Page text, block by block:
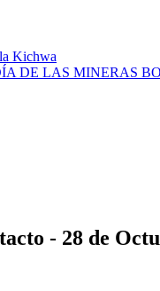
Kichwa
DE LAS MINERAS
- 28 de